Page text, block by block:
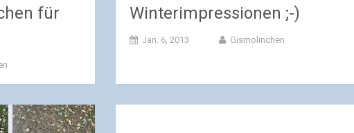
für
Winterimpressionen ;-)
Jan. 6, 2013 Gismolinchen